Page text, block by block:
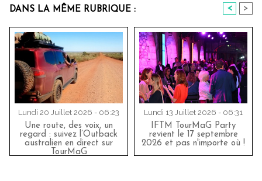
DANS LA MÊME RUBRIQUE : < >
Lundi 20 Juillet 2026 - 06:23
Une route, des voix, un
regard : suivez l’Outback
australien en direct sur
TourMaG
Lundi 13 Juillet 2026 - 06:31
IFTM TourMaG Party
revient le 17 septembre
2026 et pas n'importe où !